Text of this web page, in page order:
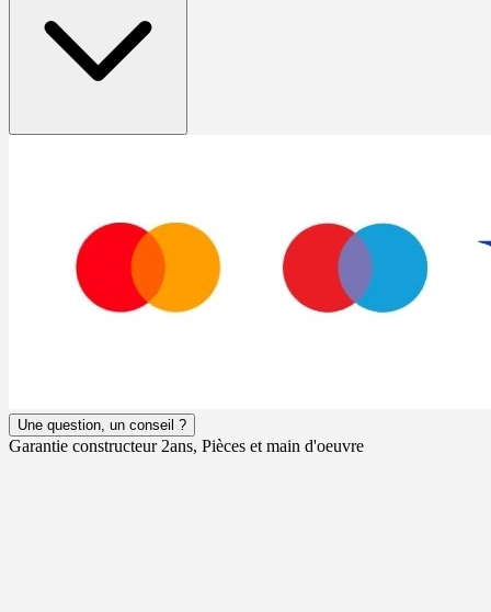
Une question, un conseil ?
Garantie constructeur 2ans, Pièces et main d'oeuvre